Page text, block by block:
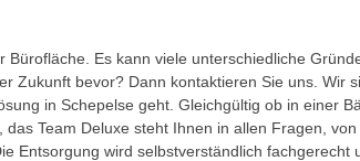
Es kann viele unterschiedliche
Zukunft bevor? Dann kontaktieren Sie uns. Wir
in Schepelse geht. Gleichgültig ob in einer
Team Deluxe steht Ihnen in allen Fragen,
Entsorgung wird selbstverständlich fachgerecht